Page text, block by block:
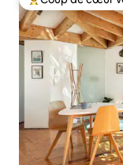
Coups de cœur